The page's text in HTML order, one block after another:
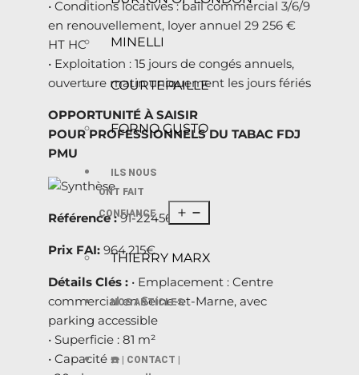
MINELLI
COURTEPAILLE
FORNO GUSTO
ILS NOUS
ONT FAIT
CONFIANCE
THIERRY MARX
NOS ARTICLES
☎️ | CONTACT |
• Conditions locatives : bail commercial 3/6/9
en renouvellement, loyer annuel 29 256 €
HT HC
• Exploitation : 15 jours de congés annuels,
ouverture matin uniquement les jours fériés
OPPORTUNITÉ À SAISIR
POUR PROFESSIONNELS DU TABAC FDJ
PMU
Référence :91-224568
Prix FAI: 964.215€
Détails Clés : • Emplacement : Centre
commercial en Seine-et-Marne, avec
parking accessible
• Superficie : 81 m²
• Capacité :